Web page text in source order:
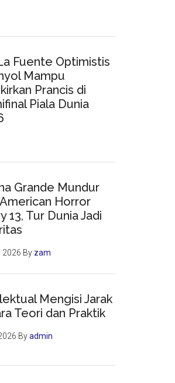
Fuente Optimistis
Mampu
Prancis di
Piala Dunia
Grande Mundur
Horror
13, Tur Dunia Jadi
2026 By zam
Mengisi Jarak
Teori dan Praktik
Byadmin